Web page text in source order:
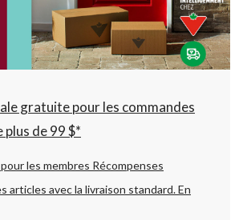
à
22:00
cliquer
pour
changer
gratuite pour les commandes
plus de 99 $*
les membres Récompenses
articles avec la livraison standard.En